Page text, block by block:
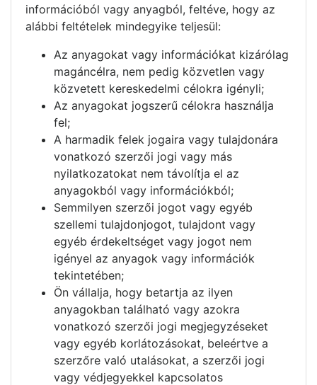
információból vagy anyagból, feltéve, hogy az
alábbi feltételek mindegyike teljesül:
Az anyagokat vagy információkat kizárólag
magáncélra, nem pedig közvetlen vagy
közvetett kereskedelmi célokra igényli;
Az anyagokat jogszerű célokra használja
fel;
A harmadik felek jogaira vagy tulajdonára
vonatkozó szerzői jogi vagy más
nyilatkozatokat nem távolítja el az
anyagokból vagy információkból;
Semmilyen szerzői jogot vagy egyéb
szellemi tulajdonjogot, tulajdont vagy
egyéb érdekeltséget vagy jogot nem
igényel az anyagok vagy információk
tekintetében;
Ön vállalja, hogy betartja az ilyen
anyagokban található vagy azokra
vonatkozó szerzői jogi megjegyzéseket
vagy egyéb korlátozásokat, beleértve a
szerzőre való utalásokat, a szerzői jogi
vagy védjegyekkel kapcsolatos